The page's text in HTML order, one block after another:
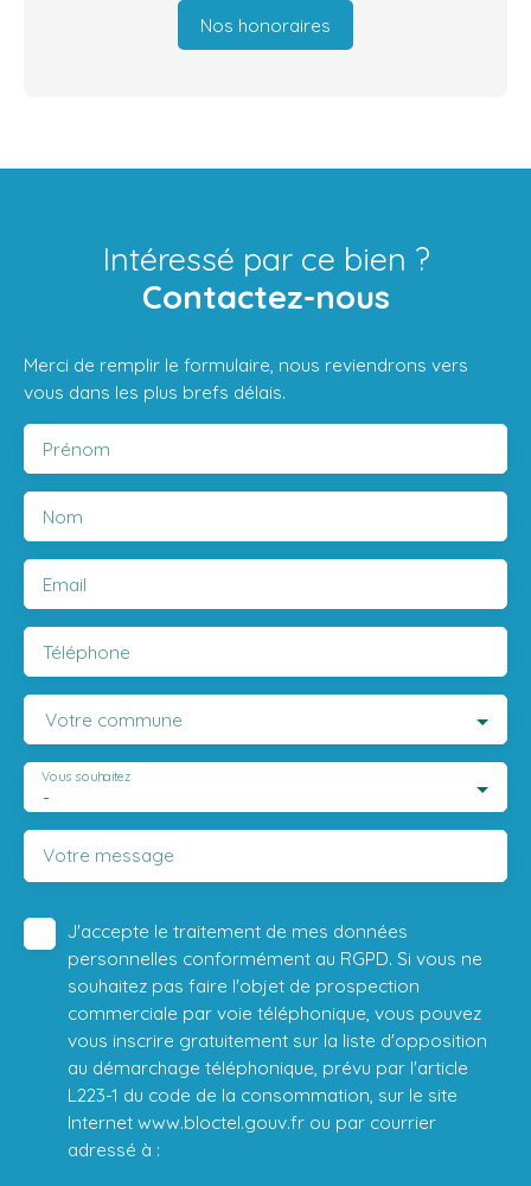
Nos honoraires
Intéressé par ce bien ?
Contactez-nous
Merci de remplir le formulaire, nous reviendrons vers
vous dans les plus brefs délais.
Prénom
Nom
Email
Téléphone
Votre commune
-
Vous souhaitez
Votre message
J'accepte le traitement de mes données
personnelles conformément au RGPD. Si vous ne
souhaitez pas faire l'objet de prospection
commerciale par voie téléphonique, vous pouvez
vous inscrire gratuitement sur la liste d'opposition
au démarchage téléphonique, prévu par l'article
L223-1 du code de la consommation, sur le site
Internet www.bloctel.gouv.fr ou par courrier
adressé à :